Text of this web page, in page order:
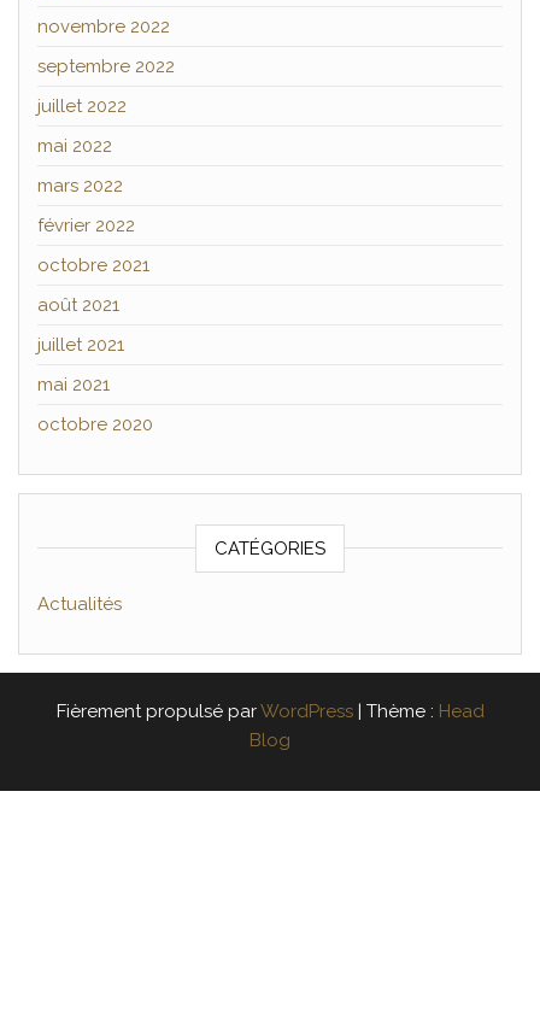
novembre 2022
septembre 2022
juillet 2022
mai 2022
mars 2022
février 2022
octobre 2021
août 2021
juillet 2021
mai 2021
octobre 2020
CATÉGORIES
Actualités
Fièrement propulsé parWordPress Thème : Head
Blog